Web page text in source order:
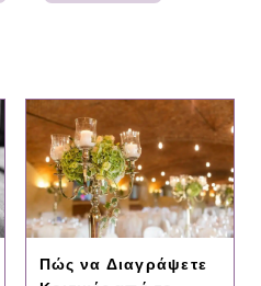
Πώς να Διαγράψετε